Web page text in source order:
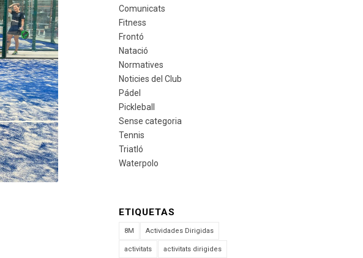
Comunicats
Fitness
Frontó
Natació
Normatives
Noticies del Club
Pádel
Pickleball
Sense categoria
Tennis
Triatló
Waterpolo
ETIQUETAS
8M Actividades Dirigidas
activitats activitats dirigides